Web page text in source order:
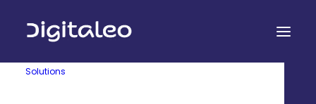
Solutions